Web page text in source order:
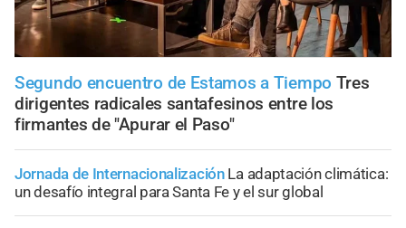
Segundo encuentro de Estamos a Tiempo Tres
dirigentes radicales santafesinos entre los
firmantes de "Apurar el Paso"
Jornada de Internacionalización La adaptación climática:
un desafío integral para Santa Fe y el sur global